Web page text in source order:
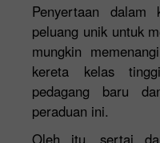
Penyertaan dalam
peluang unik untuk
mungkin
kereta kelas
pedagang baru
peraduan ini.
Oleh itu, sertai